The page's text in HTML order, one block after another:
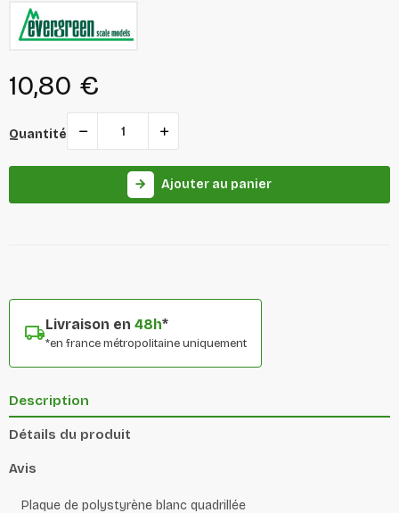
10,80 €
Quantité
arrow_forward Ajouter au panier
Livraison en 48h*
*en france métropolitaine uniquement
Description
Détails du produit
Avis
Plaque de polystyrène blanc quadrillée